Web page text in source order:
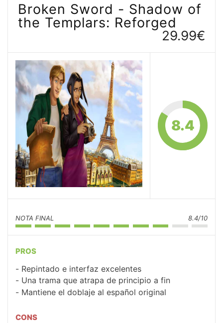
Broken Sword - Shadow of
the Templars: Reforged
29.99€
8.4
NOTA FINAL 8.4/10
PROS
Repintado e interfaz excelentes
Una trama que atrapa de principio a fin
Mantiene el doblaje al español original
CONS